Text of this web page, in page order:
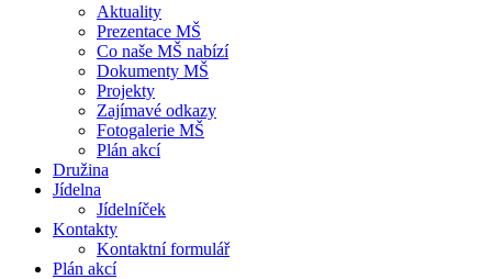
Aktuality
Prezentace MŠ
Co naše MŠ nabízí
Dokumenty MŠ
Projekty
Zajímavé odkazy
Fotogalerie MŠ
Plán akcí
Družina
Jídelna
Jídelníček
Kontakty
Kontaktní formulář
Plán akcí